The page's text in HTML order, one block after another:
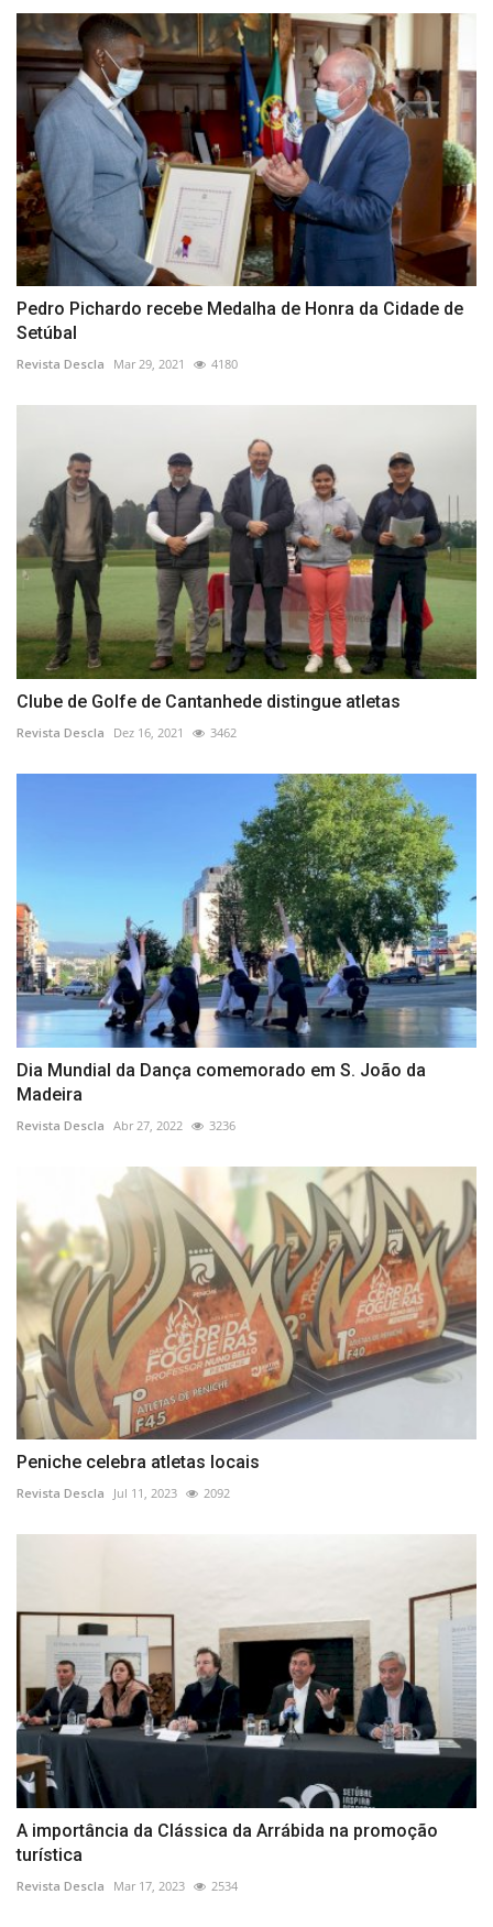
Pedro Pichardo recebe Medalha de Honra da Cidade de
Setúbal
Revista Descla Mar 29, 2021 4180
Clube de Golfe de Cantanhede distingue atletas
Revista Descla Dez 16, 2021 3462
Dia Mundial da Dança comemorado em S. João da
Madeira
Revista Descla Abr 27, 2022 3236
Peniche celebra atletas locais
Revista Descla Jul 11, 2023 2092
A importância da Clássica da Arrábida na promoção
turística
Revista Descla Mar 17, 2023 2534